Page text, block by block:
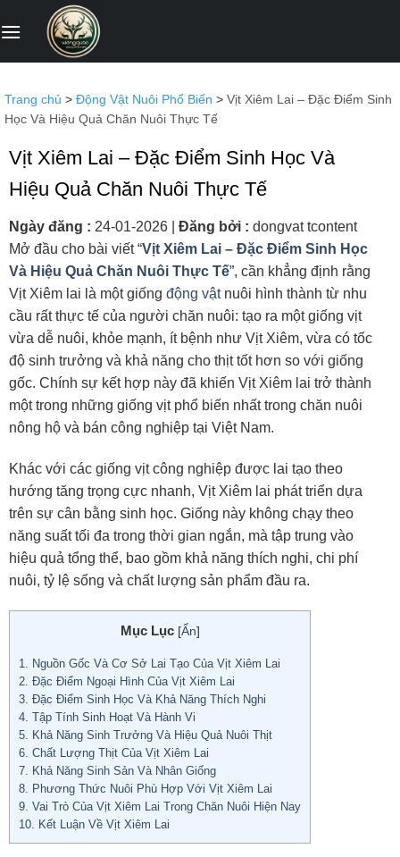
qua
Trang chủ > Động Vật Nuôi Phổ Biến > Vịt Xiêm Lai – Đặc Điểm Sinh
Học Và Hiệu Quả Chăn Nuôi Thực Tế
Vịt Xiêm Lai – Đặc Điểm Sinh Học Và
Hiệu Quả Chăn Nuôi Thực Tế
Ngày đăng : 24-01-2026 Đăng bởi : dongvat tcontent
Mở đầu cho bài viết “Vịt Xiêm Lai – Đặc Điểm Sinh Học
Và Hiệu Quả Chăn Nuôi Thực Tế”, cần khẳng định rằng
Vịt Xiêm lai là một giống động vậtnuôi hình thành từ nhu
cầu rất thực tế của người chăn nuôi: tạo ra một giống vịt
vừa dễ nuôi, khỏe mạnh, ít bệnh như Vịt Xiêm, vừa có tốc
độ sinh trưởng và khả năng cho thịt tốt hơn so với giống
gốc. Chính sự kết hợp này đã khiến Vịt Xiêm lai trở thành
một trong những giống vịt phổ biến nhất trong chăn nuôi
nông hộ và bán công nghiệp tại Việt Nam.
Khác với các giống vịt công nghiệp được lai tạo theo
hướng tăng trọng cực nhanh, Vịt Xiêm lai phát triển dựa
trên sự cân bằng sinh học. Giống này không chạy theo
năng suất tối đa trong thời gian ngắn, mà tập trung vào
hiệu quả tổng thể, bao gồm khả năng thích nghi, chi phí
nuôi, tỷ lệ sống và chất lượng sản phẩm đầu ra.
Mục Lục [Ẩn]
1.
Nguồn Gốc Và Cơ Sở Lai Tạo Của Vịt Xiêm Lai
2. Đặc Điểm Ngoại Hình Của Vịt Xiêm Lai
3. Đặc Điểm Sinh Học Và Khả Năng Thích Nghi
4. Tập Tính Sinh Hoạt Và Hành Vi
5.
Khả Năng Sinh Trưởng Và Hiệu Quả Nuôi Thịt
6. Chất Lượng Thịt Của Vịt Xiêm Lai
7.
Khả Năng Sinh Sản Và Nhân Giống
8.
Phương Thức Nuôi Phù Hợp Với Vịt Xiêm Lai
9. Vai Trò Của Vịt Xiêm Lai Trong Chăn Nuôi Hiện Nay
10.
Kết Luận Về Vịt Xiêm Lai